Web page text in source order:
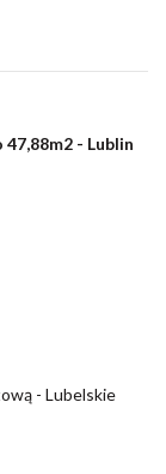
- Lublin
- Lubelskie